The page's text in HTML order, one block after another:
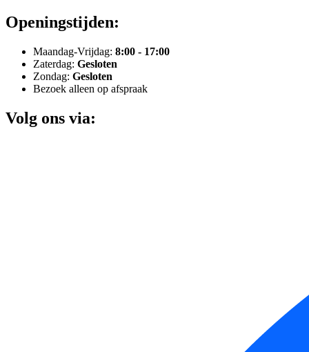
Openingstijden:
Maandag-Vrijdag: 8:00 - 17:00
Zaterdag: Gesloten
Zondag: Gesloten
Bezoek alleen op afspraak
Volg ons via: